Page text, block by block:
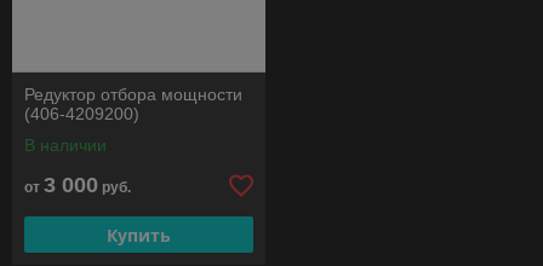
Редуктор отбора мощности
(406-4209200)
В наличии
от 3 000 руб.
Купить